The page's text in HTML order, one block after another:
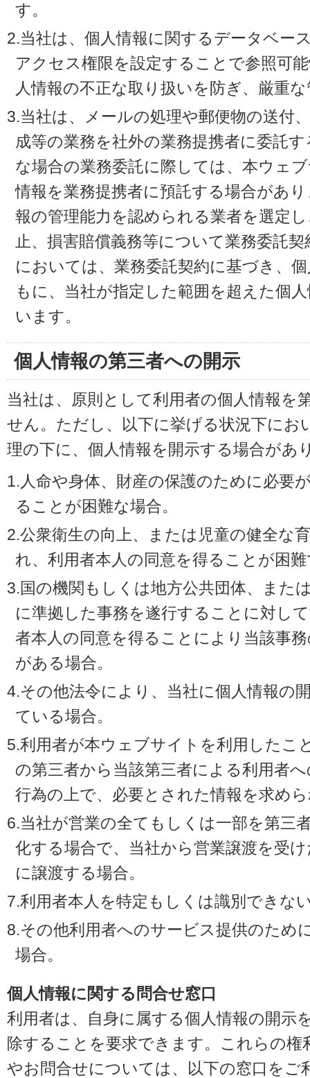
す。
2.当社は、個人情報に関するデータベー
アクセス権限を設定することで参照可
人情報の不正な取り扱いを防ぎ、厳重
3.当社は、メールの処理や郵便物の送付
成等の業務を社外の業務提携者に委託
な場合の業務委託に際しては、本ウェ
情報を業務提携者に預託する場合があ
報の管理能力を認められる業者を選定
止、損害賠償義務等について業務委託
においては、業務委託契約に基づき、
もに、当社が指定した範囲を超えた個
います。
個人情報の第三者への開示
当社は、原則として利用者の個人情報を
せん。ただし、以下に挙げる状況下にお
理の下に、個人情報を開示する場合があ
1.人命や身体、財産の保護のために必要
ることが困難な場合。
2.公衆衛生の向上、または児童の健全な
れ、利用者本人の同意を得ることが困
3.国の機関もしくは地方公共団体、また
に準拠した事務を遂行することに対し
者本人の同意を得ることにより当該事
がある場合。
4.その他法令により、当社に個人情報の
ている場合。
5.利用者が本ウェブサイトを利用したこ
の第三者から当該第三者による利用者
行為の上で、必要とされた情報を求め
6.当社が営業の全てもしくは一部を第三
化する場合で、当社から営業譲渡を受
に譲渡する場合。
7.利用者本人を特定もしくは識別できな
8.その他利用者へのサービス提供のため
場合。
個人情報に関する問合せ窓口
利用者は、自身に属する個人情報の開示
除することを要求できます。これらの権
やお問合せについては、以下の窓口をご